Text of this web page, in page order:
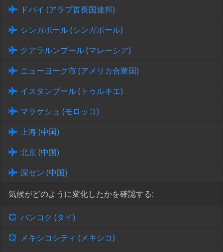
ドバイ (アラブ首長国連邦)
シンガポール (シンガポール)
クアラルンプール (マレーシア)
ニューヨーク市 (アメリカ合衆国)
イスタンブール (トゥルキエ)
マラケシュ (モロッコ)
上海 (中国)
北京 (中国)
深セン (中国)
気候がどのように変化したかを確認する:
バンコク (タイ)
メキシコシティ (メキシコ)